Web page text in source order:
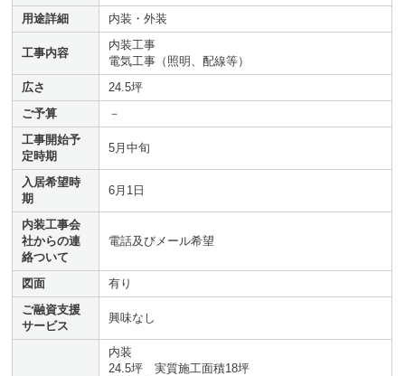
用途詳細
内装・外装
工事内容
内装工事
電気工事（照明、配線等）
広さ
24.5坪
ご予算
－
工事開始予
定時期
5月中旬
入居希望時
期
6月1日
内装工事会
社からの連
絡ついて
電話及びメール希望
図面
有り
ご融資支援
サービス
興味なし
内装
24.5坪 実質施工面積18坪